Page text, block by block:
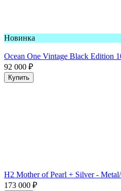
Новинка
Ocean One Vintage Black Edition
92 000 ₽
Купить
H2 Mother of Pearl + Silver -
173 000 ₽